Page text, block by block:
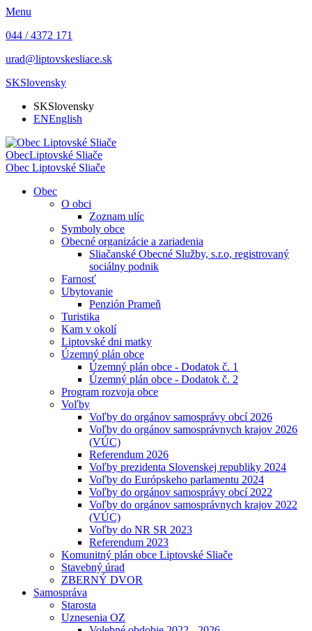
Menu
044 / 4372 171
urad@liptovskesliace.sk
SKSlovensky
SKSlovensky
ENEnglish
ObecLiptovské Sliače
Obec Liptovské Sliače
Obec
O obci
Zoznam ulíc
Symboly obce
Obecné organizácie a zariadenia
Sliačanské Obecné Služby, s.r.o, registrovaný
sociálny podnik
Farnosť
Ubytovanie
Penzión Prameň
Turistika
Kam v okolí
Liptovské dni matky
Územný plán obce
Územný plán obce - Dodatok č. 1
Územný plán obce - Dodatok č. 2
Program rozvoja obce
Voľby
Voľby do orgánov samosprávy obcí 2026
Voľby do orgánov samosprávnych krajov 2026
(VÚC)
Referendum 2026
Voľby prezidenta Slovenskej republiky 2024
Voľby do Európskeho parlamentu 2024
Voľby do orgánov samosprávy obcí 2022
Voľby do orgánov samosprávnych krajov 2022
(VÚC)
Voľby do NR SR 2023
Referendum 2023
Komunitný plán obce Liptovské Sliače
Stavebný úrad
ZBERNÝ DVOR
Samospráva
Starosta
Uznesenia OZ